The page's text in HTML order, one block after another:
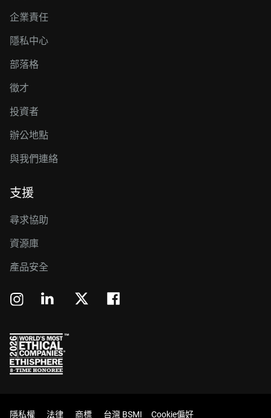
企業責任
隱私中心
部落格
徵才
投資者
辦公地點
與我們連絡
支援
尋求協助
資源庫
產品安全
隱私權 法律 商標 台灣 BSMI Cookie偏好